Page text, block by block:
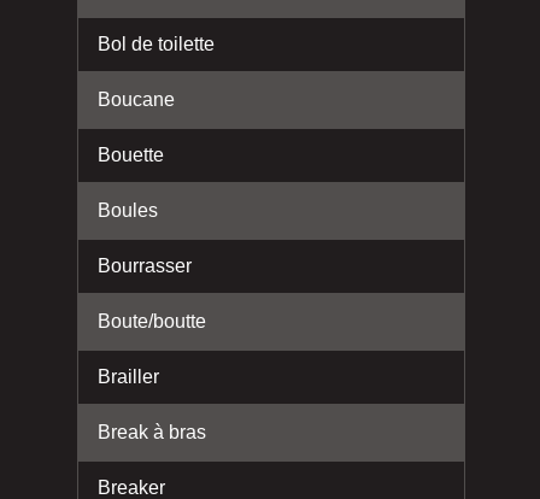
Bol de toilette
Boucane
Bouette
Boules
Bourrasser
Boute/boutte
Brailler
Break à bras
Breaker